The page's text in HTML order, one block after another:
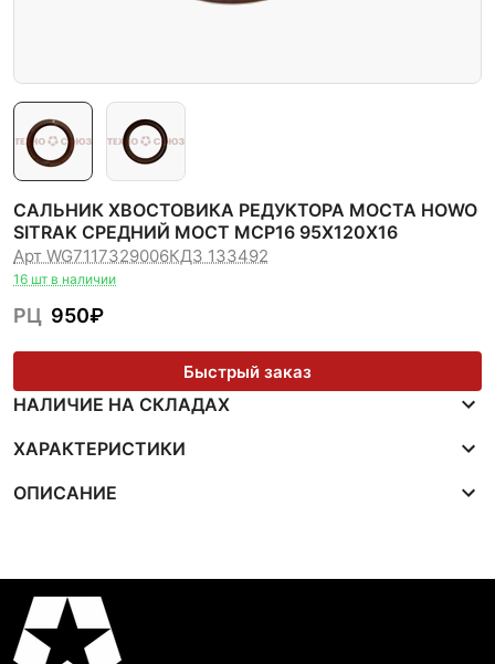
САЛЬНИК ХВОСТОВИКА РЕДУКТОРА МОСТА HOWO
SITRAK СРЕДНИЙ МОСТ MCP16 95Х120Х16
Арт WG7117329006КДЗ 133492
16 шт в наличии
РЦ 950₽
Быстрый заказ
НАЛИЧИЕ НА СКЛАДАХ
ХАРАКТЕРИСТИКИ
ОПИСАНИЕ